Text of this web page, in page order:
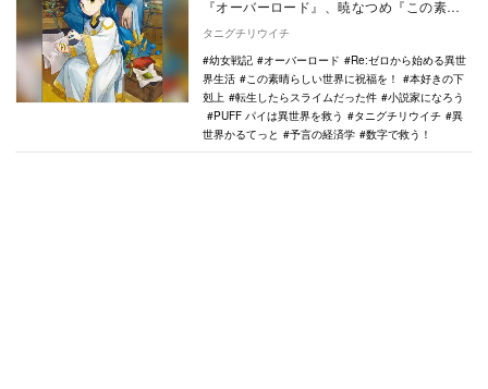
『オーバーロード』、暁なつめ『この素晴
ロから始める…
タニグチリウイチ
幼女戦記
オーバーロード
Re:ゼロから始める異世
界生活
この素晴らしい世界に祝福を！
本好きの下
剋上
転生したらスライムだった件
小説家になろう
PUFF パイは異世界を救う
タニグチリウイチ
異
世界かるてっと
予言の経済学 数字で救う！